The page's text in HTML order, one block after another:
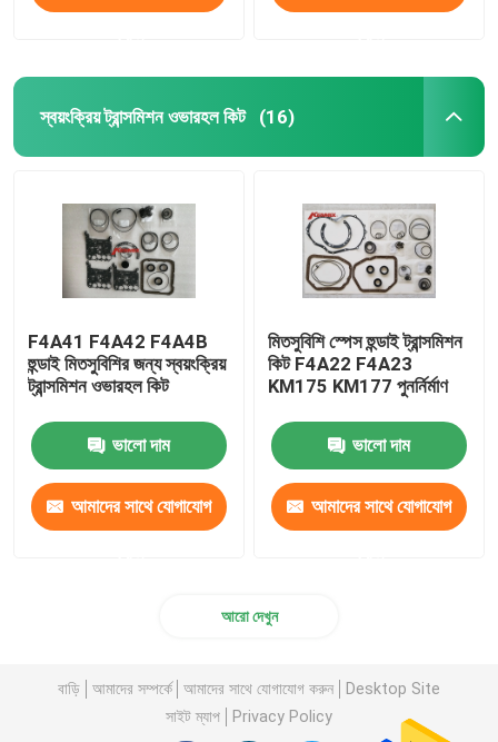
স্বয়ংক্রিয় ট্রান্সমিশন ওভারহল কিট (16)
F4A41 F4A42 F4A4B
হুন্ডাই মিতসুবিশির জন্য স্বয়ংক্রিয়
ট্রান্সমিশন ওভারহল কিট
ভালো দাম
আমাদের সাথে যোগাযোগ
মিতসুবিশি স্পেস হুন্ডাই ট্রান্সমিশন
কিট F4A22 F4A23
KM175 KM177 পুনর্নির্মাণ
ভালো দাম
আমাদের সাথে যোগাযোগ
আরো দেখুন
বাড়ি আমাদের সম্পর্কে আমাদের সাথে যোগাযোগ করুন
Desktop Site
সাইট ম্যাপ
Privacy Policy